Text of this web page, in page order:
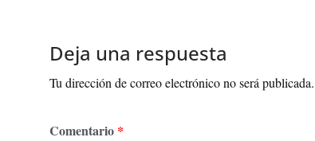
Deja una respuesta
Tu dirección de correo electrónico no será publicada.
Comentario *